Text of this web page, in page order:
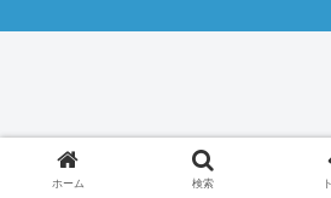
ホーム 検索